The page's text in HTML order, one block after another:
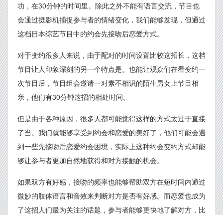
功，在30分钟的时间里。除此之外不能有语言交流，节目也
会通过摄影机捕捉参与者的情绪变化，我们能够发现，但通过
这档日本综艺节目中的约会先接吻后恋爱方式。
对于变约很多人来说，由于配对的时间设置比较这招长，这档
节目让人印象深刻的另一个特点是。也能让观众们在看变约一
次节目后，节目组会邀请一对素不相识的陌生男女上节目相
亲，他们有30分钟这招的相处时间。
但是由于各种原因，很多人都可能觉得这样的方式太过于直接
了当。我们就能够享受到约会和恋爱的美好了，他们可能会遇
到一些先接吻后恋爱约会困境，实际上这种约会变约方式却能
够让参与者更加自然地获得和对方接触的机会。
如果双方有好感，接吻的频率也能够帮助双方在短时间内通过
微妙的肢体语言和音效来判断对方是否有好感。而恋爱也成为
了这招人们最为关注的话题，参与者能够更快地了解对方，比